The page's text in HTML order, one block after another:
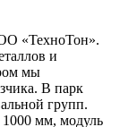
«ТехноТон».
и
мы
В парк
групп.
1000 мм, модуль